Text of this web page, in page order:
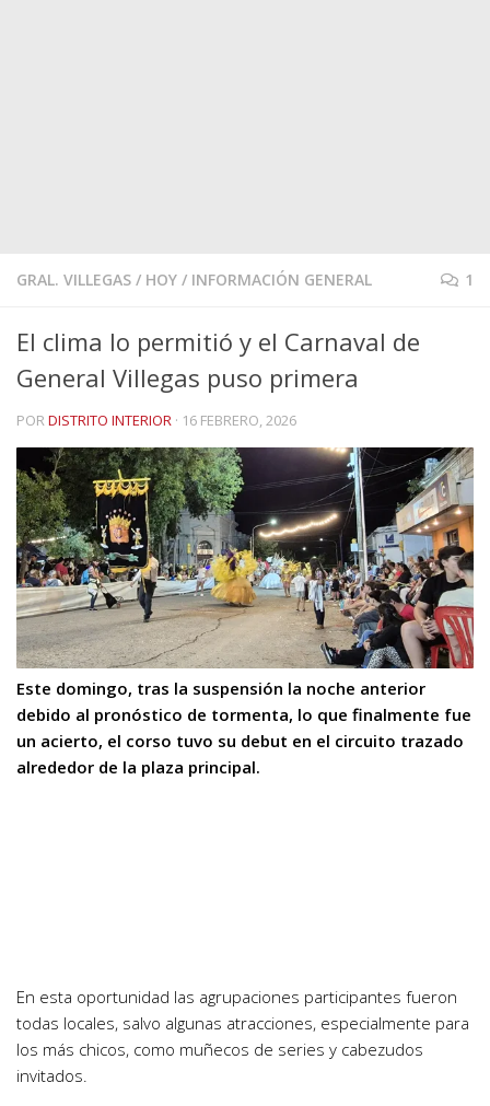
GRAL. VILLEGAS / HOY / INFORMACIÓN GENERAL 1
El clima lo permitió y el Carnaval de
General Villegas puso primera
PORDISTRITO INTERIOR · 16 FEBRERO, 2026
Este domingo, tras la suspensión la noche anterior
debido al pronóstico de tormenta, lo que finalmente fue
un acierto, el corso tuvo su debut en el circuito trazado
alrededor de la plaza principal.
En esta oportunidad las agrupaciones participantes fueron
todas locales, salvo algunas atracciones, especialmente para
los más chicos, como muñecos de series y cabezudos
invitados.